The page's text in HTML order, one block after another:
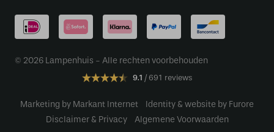
© 2026 Lampenhuis - Alle rechten voorbehouden
9.1 691 reviews
Marketing by Markant Internet
Identity & website by Furore
Disclaimer & Privacy
Algemene Voorwaarden